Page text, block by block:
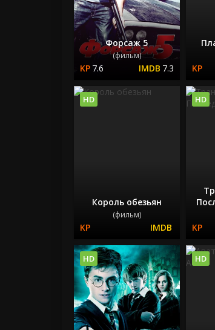
Форсаж 5
(фильм)
7.6 7.3
Король обезьян
(фильм)
HD HD
HD HD